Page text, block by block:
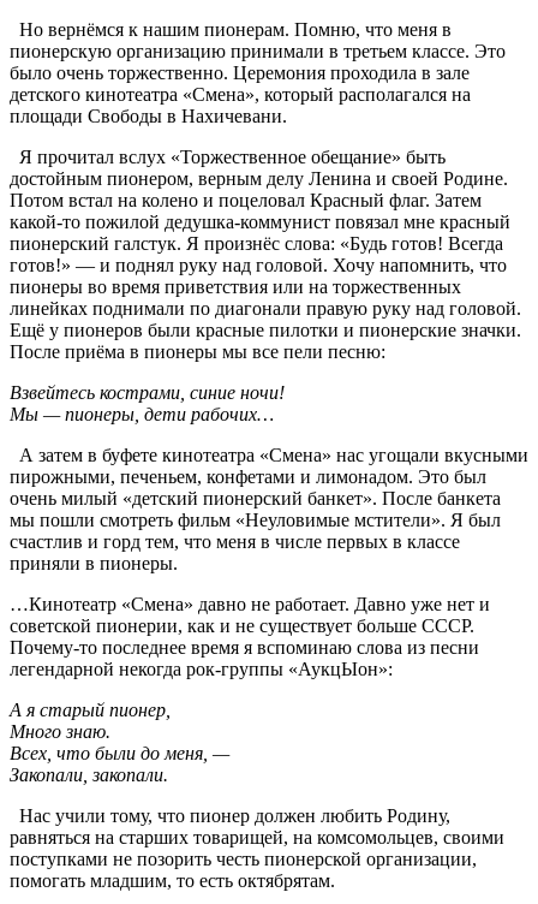
Но вернёмся к нашим пионерам. Помню, что меня в
пионерскую организацию принимали в третьем классе. Это
было очень торжественно. Церемония проходила в зале
детского кинотеатра «Смена», который располагался на
площади Свободы в Нахичевани.
Я прочитал вслух «Торжественное обещание» быть
достойным пионером, верным делу Ленина и своей Родине.
Потом встал на колено и поцеловал Красный флаг. Затем
какой-то пожилой дедушка-коммунист повязал мне красный
пионерский галстук. Я произнёс слова: «Будь готов! Всегда
готов!» — и поднял руку над головой. Хочу напомнить, что
пионеры во время приветствия или на торжественных
линейках поднимали по диагонали правую руку над головой.
Ещё у пионеров были красные пилотки и пионерские значки.
После приёма в пионеры мы все пели песню:
Взвейтесь кострами, синие ночи!
Мы — пионеры, дети рабочих…
А затем в буфете кинотеатра «Смена» нас угощали вкусными
пирожными, печеньем, конфетами и лимонадом. Это был
очень милый «детский пионерский банкет». После банкета
мы пошли смотреть фильм «Неуловимые мстители». Я был
счастлив и горд тем, что меня в числе первых в классе
приняли в пионеры.
…Кинотеатр «Смена» давно не работает. Давно уже нет и
советской пионерии, как и не существует больше СССР.
Почему-то последнее время я вспоминаю слова из песни
легендарной некогда рок-группы «АукцЫон»:
А я старый пионер,
Много знаю.
Всех, что были до меня, —
Закопали, закопали.
Нас учили тому, что пионер должен любить Родину,
равняться на старших товарищей, на комсомольцев, своими
поступками не позорить честь пионерской организации,
помогать младшим, то есть октябрятам.